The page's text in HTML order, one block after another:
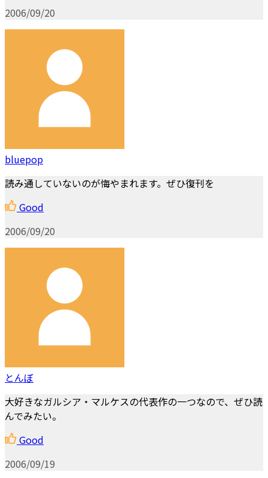
2006/09/20
bluepop
読み通していないのが悔やまれます。ぜひ復刊を
Good
2006/09/20
とんぼ
大好きなガルシア・マルケスの代表作の一つなので、ぜひ読
んでみたい。
Good
2006/09/19